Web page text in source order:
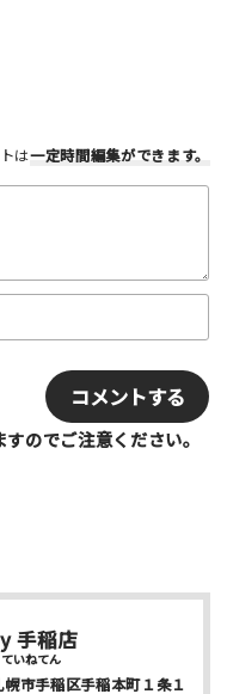
ふつう
いまいち
可能）
は一定時間編集ができます。
*
のでご注意ください。
手稲店
いねてん
幌市手稲区手稲本町１条１